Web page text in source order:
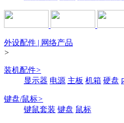
外设配件 | 网络产品
>
装机配件>
显示器 电源 主板 机箱 硬盘
键盘/鼠标>
键鼠套装 键盘 鼠标